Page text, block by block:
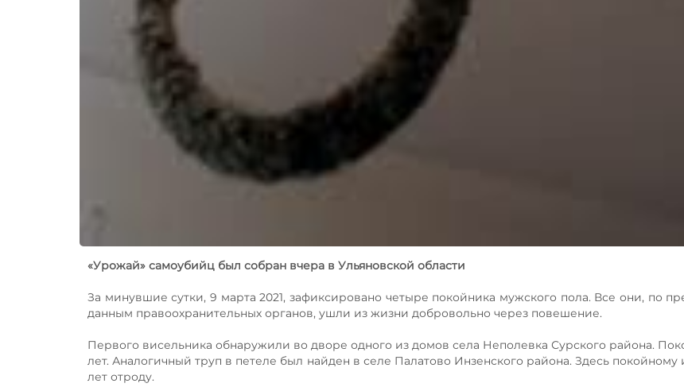
«Урожай» самоубийц был собран вчера в Ульяновской области
За минувшие сутки, 9 марта 2021, зафиксировано четыре покойника мужского пола. Все они, по
данным правоохранительных органов, ушли из жизни добровольно через повешение.
Первого висельника обнаружили во дворе одного из домов села Неполевка Сурского района.
лет. Аналогичный труп в петеле был найден в селе Палатово Инзенского района. Здесь покойному
лет отроду.